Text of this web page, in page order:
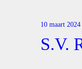
10 maart 2024
S.V.